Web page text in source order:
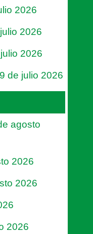
2026
2026
2026
de julio 2026
agosto
2026
2026
2026